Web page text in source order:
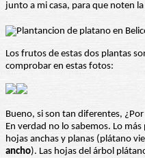
junto a mi casa, para que noten
Los frutos de estas dos plantas
comprobar en estas fotos:
Bueno, si son tan diferentes,
En verdad no lo sabemos. Lo
hojas anchas y planas (plátano
ancho). Las hojas del árbol